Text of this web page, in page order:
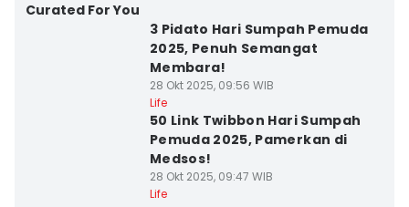
Curated For You
3 Pidato Hari Sumpah Pemuda
2025, Penuh Semangat
Membara!
28 Okt 2025, 09:56 WIB
Life
50 Link Twibbon Hari Sumpah
Pemuda 2025, Pamerkan di
Medsos!
28 Okt 2025, 09:47 WIB
Life